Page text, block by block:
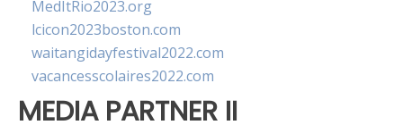
MedItRio2023.org
lcicon2023boston.com
waitangidayfestival2022.com
vacancesscolaires2022.com
MEDIA PARTNER II